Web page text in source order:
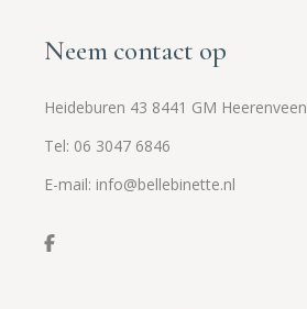
Neem contact op
Heideburen 43 8441 GM Heerenveen
Tel: 06 3047 6846
E-mail: info@bellebinette.nl